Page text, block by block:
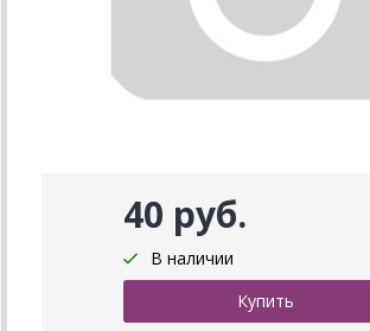
40 руб.
В наличии